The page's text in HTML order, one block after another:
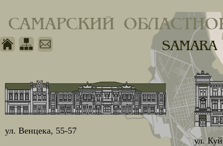
САМАРСКИЙ
ул.
ул. Венцека, 55-57